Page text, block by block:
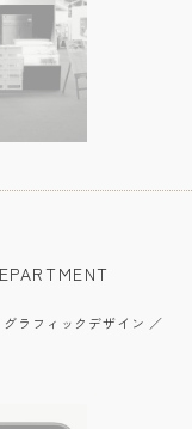
ラフィックデザイン ／